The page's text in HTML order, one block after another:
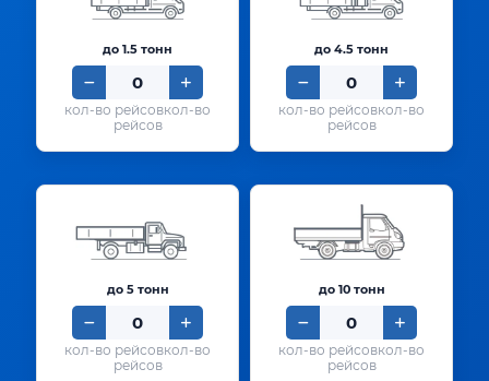
до 1.5 тонн
кол-во
рейсов
до 4.5 тонн
кол-во
рейсов
до 5 тонн
кол-во
рейсов
до 10 тонн
кол-во
рейсов